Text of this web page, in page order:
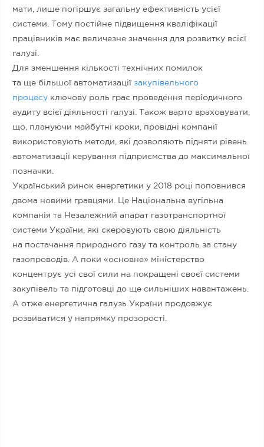
мати, лише погіршує загальну ефективність усієї
системи. Тому постійне підвищення кваліфікації
працівників має величезне значення для розвитку всієї
галузі.
Для зменшення кількості технічних помилок
та ще більшої автоматизації закупівельного
процесу ключову роль грає проведення періодичного
аудиту всієї діяльності галузі. Також варто враховувати,
що, плануючи майбутні кроки, провідні компанії
використовують методи, які дозволяють підняти рівень
автоматизації керування підприємства до максимальної
позначки.
Український ринок енергетики у 2018 році поповнився
двома новими гравцями. Це Національна вугільна
компанія та Незалежний апарат газотранспортної
системи України, які скеровують свою діяльність
на постачання природного газу та контроль за стану
газопроводів. А поки «основне» міністерство
концентрує усі свої сили на покращені своєї системи
закупівель та підготовці до ще сильніших навантажень.
А отже енергетична галузь України продовжує
розвиватися у напрямку прозорості.